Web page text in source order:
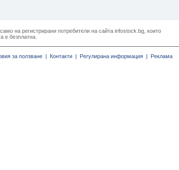
на регистрирани потребители на сайта infostock.bg, които
е безплатна.
за ползване | Контакти | Регулирана информация | Реклама